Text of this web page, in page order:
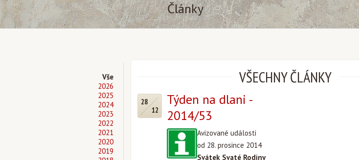
Články
Vše
2026
2025
2024
2023
2022
2021
2020
2019
VŠECHNY ČLÁNKY
28
12
Týden na dlani -
2014/53
Avizované události
od 28. prosince 2014
Svátek Svaté Rodiny